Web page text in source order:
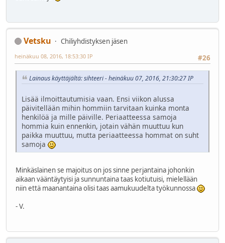
Vetsku
Chiliyhdistyksen jäsen
#26
heinäkuu 08, 2016, 18:53:30 IP
Lainaus käyttäjältä: sihteeri - heinäkuu 07, 2016, 21:30:27 IP
Lisää ilmoittautumisia vaan. Ensi viikon alussa
päivitellään mihin hommiin tarvitaan kuinka monta
henkilöä ja mille päiville. Periaatteessa samoja
hommia kuin ennenkin, jotain vähän muuttuu kun
paikka muuttuu, mutta periaatteessa hommat on suht
samoja
Minkäslainen se majoitus on jos sinne perjantaina johonkin
aikaan vääntäytyisi ja sunnuntaina taas kotiutuisi, mielellään
niin että maanantaina olisi taas aamukuudelta työkunnossa
- V.